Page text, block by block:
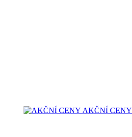
AKČNÍ CENY